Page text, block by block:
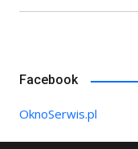
Facebook
OknoSerwis.pl